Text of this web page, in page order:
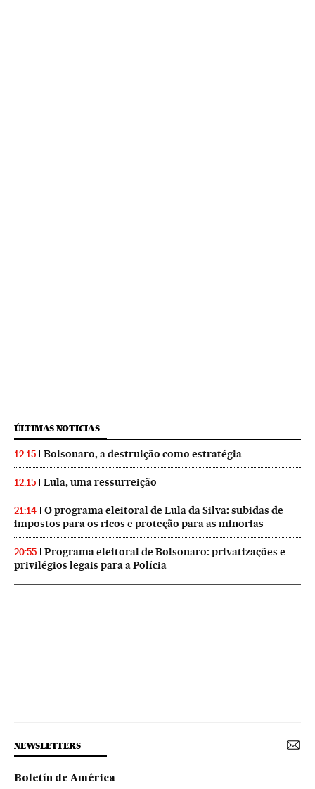
ÚLTIMAS NOTICIAS
12:15 Bolsonaro, a destruição como estratégia
12:15 Lula, uma ressurreição
21:14
O programa eleitoral de Lula da Silva: subidas de
impostos para os ricos e proteção para as minorias
20:55
Programa eleitoral de Bolsonaro: privatizações e
privilégios legais para a Polícia
NEWSLETTERS
Boletín de América